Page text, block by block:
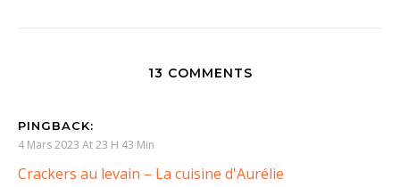
13 COMMENTS
PINGBACK:
4 Mars 2023 At 23 H 43 Min
Crackers au levain – La cuisine d'Aurélie